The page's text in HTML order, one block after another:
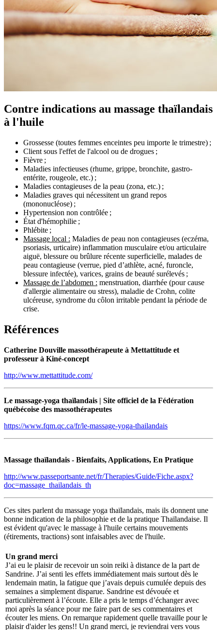
Contre indications au massage thaïlandais
à l'huile
Grossesse (toutes femmes enceintes peu importe le trimestre) ;
Client sous l'effet de l'alcool ou de drogues ;
Fièvre ;
Maladies infectieuses (rhume, grippe, bronchite, gastro-
entérite, rougeole, etc.) ;
Maladies contagieuses de la peau (zona, etc.) ;
Maladies graves qui nécessitent un grand repos
(mononucléose) ;
Hypertension non contrôlée ;
État d'hémophilie ;
Phlébite ;
Massage local : Maladies de peau non contagieuses (eczéma,
psoriasis, urticaire) inflammation musculaire et/ou articulaire
aiguë, blessure ou brûlure récente superficielle, malades de
peau contagieuse (verrue, pied d’athlète, acné, furoncle,
blessure infectée), varices, grains de beauté surélevés ;
Massage de l’abdomen : menstruation, diarrhée (pour cause
d'allergie alimentaire ou stress), maladie de Crohn, colite
ulcéreuse, syndrome du côlon irritable pendant la période de
crise.
Références
Catherine Douville massothérapeute à Mettattitude et
professeur à Kiné-concept
http://www.mettattitude.com/
Le massage-yoga thaïlandais | Site officiel de la Fédération
québécoise des massothérapeutes
https://www.fqm.qc.ca/fr/le-massage-yoga-thailandais
Massage thaïlandais - Bienfaits, Applications, En Pratique
http://www.passeportsante.net/fr/Therapies/Guide/Fiche.aspx?
doc=massage_thailandais_th
Ces sites parlent du massage yoga thaïlandais, mais ils donnent une
bonne indication de la philosophie et de la pratique Thaïlandaise. Il
est évident qu'avec le massage à l'huile certains mouvements
(étirements, tractions) sont infaisables avec de l'huile.
Un grand merci
J’ai eu le plaisir de recevoir un soin reiki à distance de la part de
Sandrine. J’ai senti les effets immédiatement mais surtout dès le
lendemain matin, la fatigue que j’avais depuis cumulée depuis des
semaines a simplement disparue. Sandrine est dévouée et
particulièrement à l’écoute. Elle a pris le temps d’échanger avec
moi après la séance pour me faire part de ses commentaires et
écouter les miens. On remarque rapidement quelle travaille pour le
plaisir d'aider les gens!! Un grand merci, je reviendrai vers vous